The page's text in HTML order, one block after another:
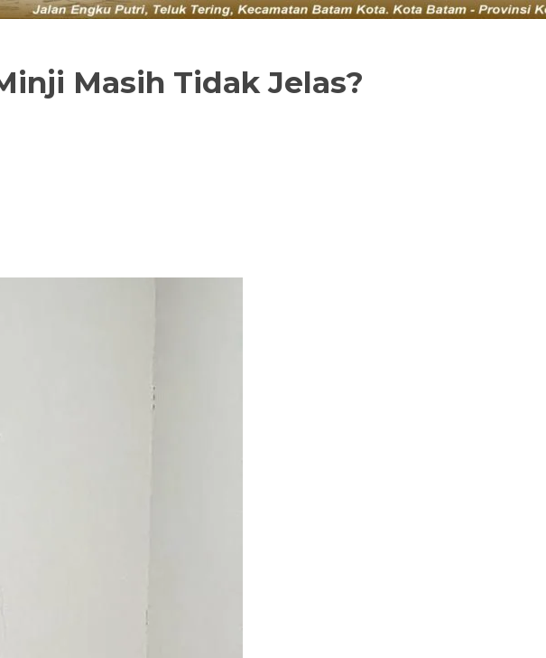
Masih Tidak Jelas?